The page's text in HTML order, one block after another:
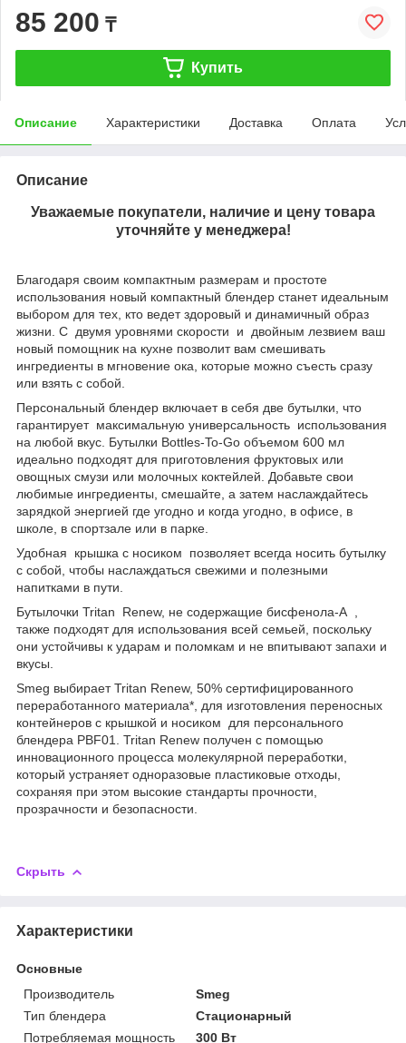
85 200 ₸
Купить
Описание Характеристики Доставка Оплата
Описание
Уважаемые покупатели, наличие и цену товара
уточняйте у менеджера!
Благодаря своим компактным размерам и простоте
использования новый компактный блендер станет идеальным
выбором для тех, кто ведет здоровый и динамичный образ
жизни. С двумя уровнями скорости и двойным лезвием ваш
новый помощник на кухне позволит вам смешивать
ингредиенты в мгновение ока, которые можно съесть сразу
или взять с собой.
Персональный блендер включает в себя две бутылки, что
гарантирует максимальную универсальность использования
на любой вкус. Бутылки Bottles-To-Go объемом 600 мл
идеально подходят для приготовления фруктовых или
овощных смузи или молочных коктейлей. Добавьте свои
любимые ингредиенты, смешайте, а затем наслаждайтесь
зарядкой энергией где угодно и когда угодно, в офисе, в
школе, в спортзале или в парке.
Удобная крышка с носиком позволяет всегда носить бутылку
с собой, чтобы наслаждаться свежими и полезными
напитками в пути.
Бутылочки Tritan Renew, не содержащие бисфенола-А ,
также подходят для использования всей семьей, поскольку
они устойчивы к ударам и поломкам и не впитывают запахи и
вкусы.
Smeg выбирает Tritan Renew, 50% сертифицированного
переработанного материала*, для изготовления переносных
контейнеров с крышкой и носиком для персонального
блендера PBF01. Tritan Renew получен с помощью
инновационного процесса молекулярной переработки,
который устраняет одноразовые пластиковые отходы,
сохраняя при этом высокие стандарты прочности,
прозрачности и безопасности.
Скрыть
Характеристики
Основные
Производитель
Smeg
Тип блендера
Стационарный
Потребляемая мощность
300 Вт